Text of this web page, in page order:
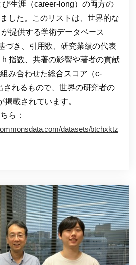
生涯（career-long）の両方の
した。このリストは、世界的な
提供する学術データベース
づき、引用数、研究業績の代表
指数、共著の影響や著者の貢献
み合わせた総合スコア（c-
されるもので、世界の研究者の
掲載されています。
ら：
datasets/btchxktz